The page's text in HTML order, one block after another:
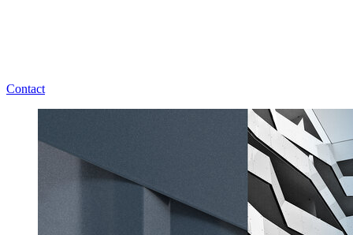
Contact